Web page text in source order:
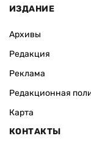
ИЗДАНИЕ
Архивы
Редакция
Реклама
Редакционная
Карта
КОНТАКТЫ